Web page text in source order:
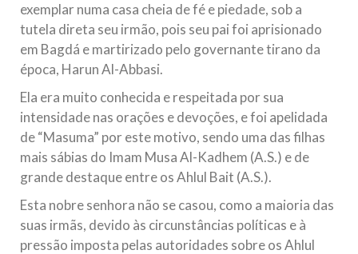
Brasil recebeu em sua sede, em São Paulo, o ex-ministro das
Relações Exteriores da República Islâmica do Irã, Sr. Kamal
Kharrazi, que encontra-se visitando
exemplar numa casa cheia de fé e piedade, sob a
tutela direta seu irmão, pois seu pai foi aprisionado
em Bagdá e martirizado pelo governante tirano da
época, Harun Al-Abbasi.
Ela era muito conhecida e respeitada por sua
intensidade nas orações e devoções, e foi apelidada
de “Masuma” por este motivo, sendo uma das filhas
mais sábias do Imam Musa Al-Kadhem (A.S.) e de
grande destaque entre os Ahlul Bait (A.S.).
Esta nobre senhora não se casou, como a maioria das
suas irmãs, devido às circunstâncias políticas e à
pressão imposta pelas autoridades sobre os Ahlul